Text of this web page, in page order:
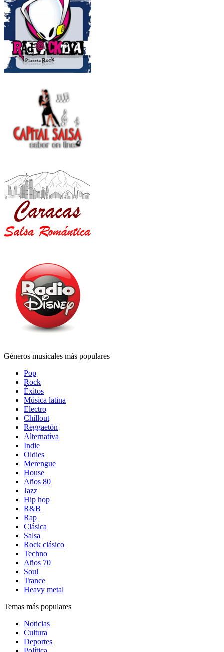
Géneros musicales más populares
Pop
Rock
Éxitos
Música latina
Electro
Chillout
Reggaetón
Alternativa
Indie
Oldies
Merengue
House
Años 80
Jazz
Hip hop
R&B
Rap
Clásica
Salsa
Rock clásico
Techno
Años 70
Soul
Trance
Heavy metal
Temas más populares
Noticias
Cultura
Deportes